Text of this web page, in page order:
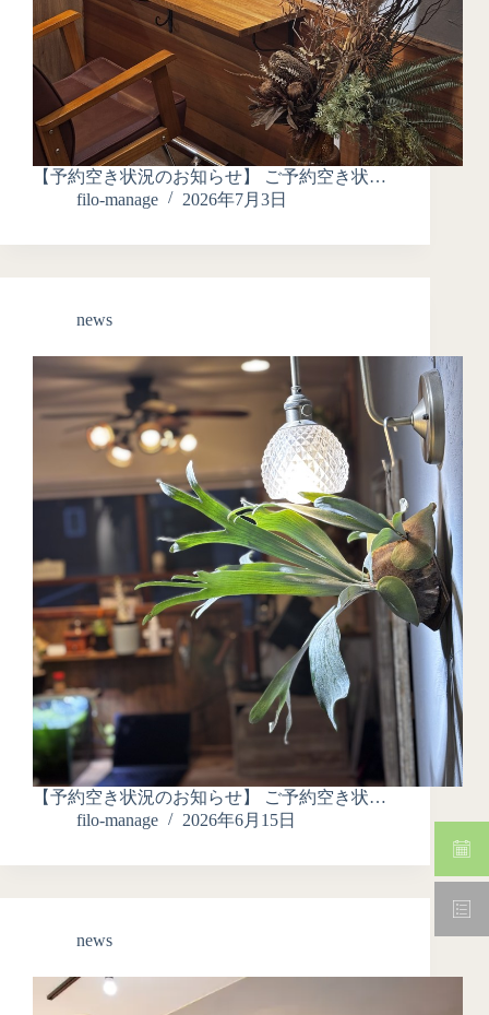
【予約空き状況のお知らせ】 ご予約空き状…
filo-manage
2026年7月3日
news
【予約空き状況のお知らせ】 ご予約空き状…
filo-manage
2026年6月15日
news